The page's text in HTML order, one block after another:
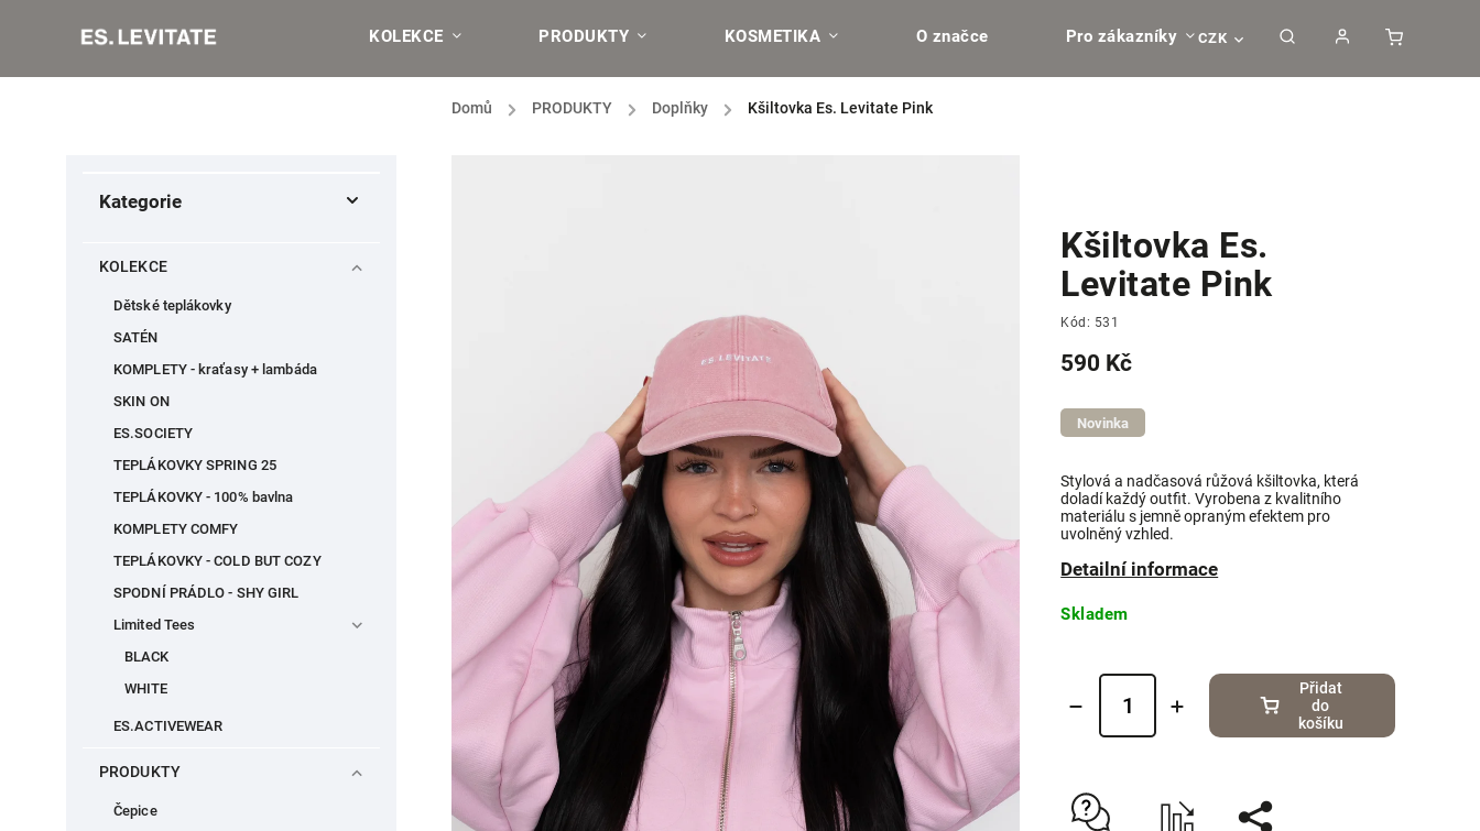
CZK
KOLEKCE PRODUKTY KOSMETIKA O značce Pro zákazníky
Domů / PRODUKTY / Doplňky / Kšiltovka Es. Levitate Pink
Kategorie
KOLEKCE
Dětské teplákovky
SATÉN
KOMPLETY - kraťasy + lambáda
SKIN ON
ES.SOCIETY
TEPLÁKOVKY SPRING 25
TEPLÁKOVKY - 100% bavlna
KOMPLETY COMFY
TEPLÁKOVKY - COLD BUT COZY
SPODNÍ PRÁDLO - SHY GIRL
Limited Tees
BLACK
WHITE
ES.ACTIVEWEAR
PRODUKTY
Čepice
Kšiltovka Es.
Levitate Pink
Kód: 531
590 Kč
Novinka
Stylová a nadčasová růžová kšiltovka, která
doladí každý outfit. Vyrobena z kvalitního
materiálu s jemně opraným efektem pro
uvolněný vzhled.
Detailní informace
Skladem
Přidat
do
košíku